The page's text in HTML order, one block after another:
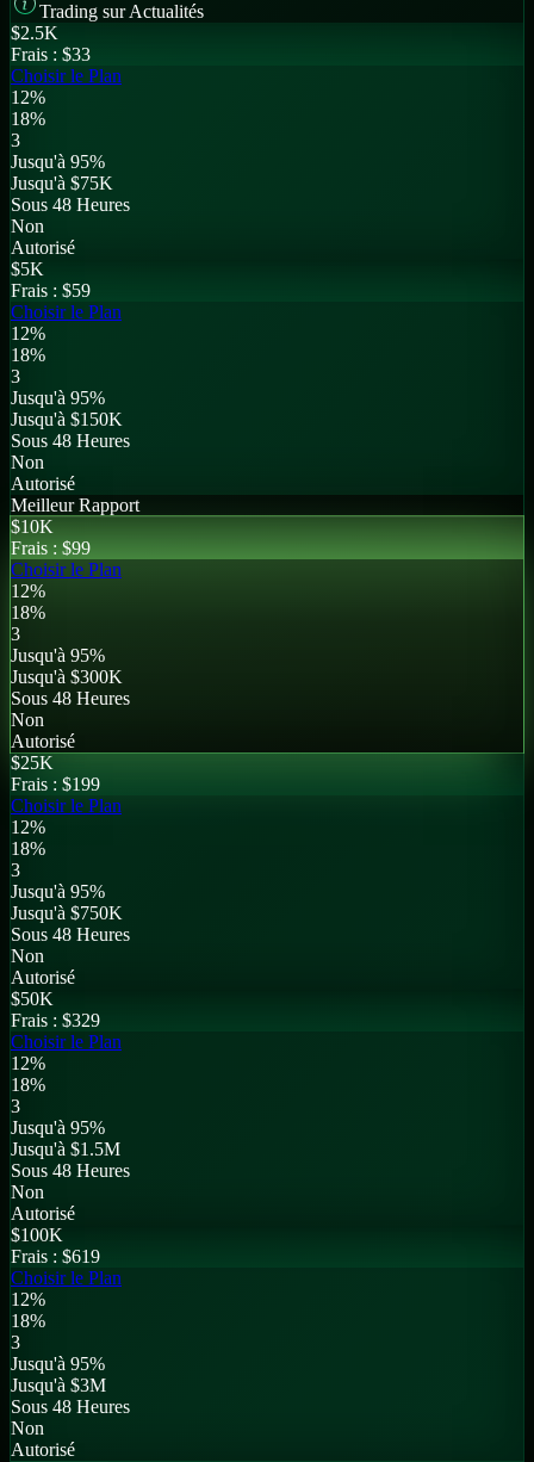
Trading sur Actualités
$2.5K
Frais : $33
Choisir le Plan
12%
18%
3
Jusqu'à 95%
Jusqu'à $75K
Sous 48 Heures
Non
Autorisé
$5K
Frais : $59
Choisir le Plan
12%
18%
3
Jusqu'à 95%
Jusqu'à $150K
Sous 48 Heures
Non
Autorisé
Meilleur Rapport
$10K
Frais : $99
Choisir le Plan
12%
18%
3
Jusqu'à 95%
Jusqu'à $300K
Sous 48 Heures
Non
Autorisé
$25K
Frais : $199
Choisir le Plan
12%
18%
3
Jusqu'à 95%
Jusqu'à $750K
Sous 48 Heures
Non
Autorisé
$50K
Frais : $329
Choisir le Plan
12%
18%
3
Jusqu'à 95%
Jusqu'à $1.5M
Sous 48 Heures
Non
Autorisé
$100K
Frais : $619
Choisir le Plan
12%
18%
3
Jusqu'à 95%
Jusqu'à $3M
Sous 48 Heures
Non
Autorisé